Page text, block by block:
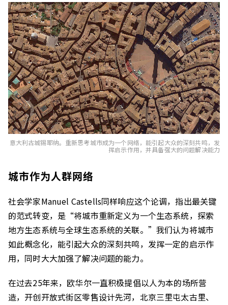
意大利古城锡耶纳。重新思考城市成为一个网络，能引起大众的深刻共鸣，发
挥启示作用，并具备强大的问题解决能力
城市作为人群网络
社会学家Manuel Castells同样响应这个论调，指出最关键
的范式转变，是“将城市重新定义为一个生态系统，探索
地方生态系统与全球生态系统的关联。”我们认为将城市
如此概念化，能引起大众的深刻共鸣，发挥一定的启示作
用，同时大大加强了解决问题的能力。
在过去25年来，欧华尔一直积极提倡以人为本的场所营
造，开创开放式街区零售设计先河，北京三里屯太古里、